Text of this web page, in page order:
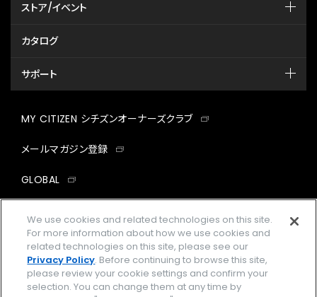
ストア/イベント
カタログ
サポート
MY CITIZEN シチズンオーナーズクラブ
メールマガジン登録
GLOBAL
facebookinstagramtwitter
企業情報 ご利用規約
We use cookies and related technologies on this site.
For more information about how we use cookies and
related technologies on this site, please see our
Privacy Policy. Before continuing to browse this site,
please review your cookie settings and confirm your
selection. You can change them at any time by